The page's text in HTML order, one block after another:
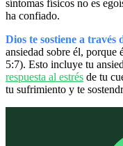
síntomas físicos no es
ha confiado.
Dios te sostiene a través
ansiedad sobre él, porque
5:7). Esto incluye tu
respuesta al estrés de tu
tu sufrimiento y te